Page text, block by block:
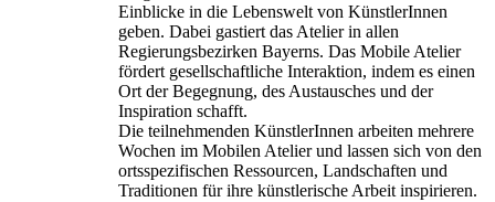
Einblicke in die Lebenswelt von KünstlerInnen
geben. Dabei gastiert das Atelier in allen
Regierungsbezirken Bayerns. Das Mobile Atelier
fördert gesellschaftliche Interaktion, indem es einen
Ort der Begegnung, des Austausches und der
Inspiration schafft.
Die teilnehmenden KünstlerInnen arbeiten mehrere
Wochen im Mobilen Atelier und lassen sich von den
ortsspezifischen Ressourcen, Landschaften und
Traditionen für ihre künstlerische Arbeit inspirieren.